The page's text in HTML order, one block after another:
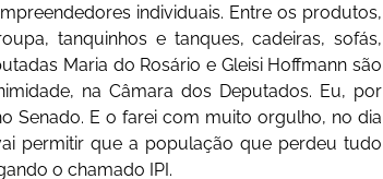
individuais. Entre os produtos,
tanquinhos e tanques, cadeiras, sofás,
Maria do Rosário e Gleisi Hoffmann são
na Câmara dos Deputados. Eu, por
Senado. E o farei com muito orgulho, no dia
permitir que a população que perdeu tudo
o chamado IPI.